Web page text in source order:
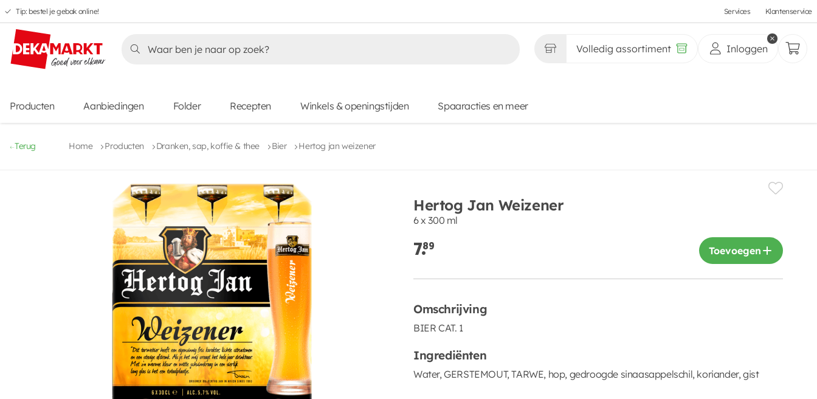
Overslaan
naar
hoofdnavigatie
Overslaan
naar
hoofdinhoud
Overslaan
naar
voettekstinhoud
Overslaan
naar
aanbiedingen
Tip: bestel je gebak online! Services Klantenservice
Volledig assortiment Inloggen
Producten Aanbiedingen Folder Recepten Winkels & openingstijden Spaaracties en meer
Terug Home Producten Dranken, sap, koffie & thee Bier Hertog jan weizener
Hertog Jan Weizener
6 x 300 ml
7.89 Toevoegen
Omschrijving
BIER CAT. 1
Ingrediënten
Water, GERSTEMOUT, TARWE, hop, gedroogde sinaasappelschil, koriander, gist